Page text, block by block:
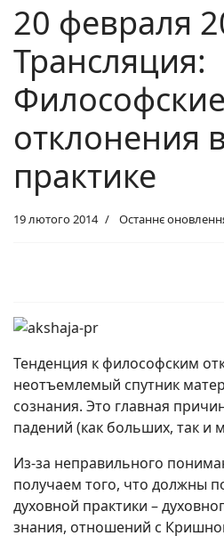
20 февраля
Трансляция:
Философские
отклонения
практике
19 лютого 2014 Останнє
Тенденция к философским
неотъемлемый спутник
сознания. Это главная
падений (как больших, так и
Из-за неправильного
получаем того, что должны
духовной практики –
знания, отношений с